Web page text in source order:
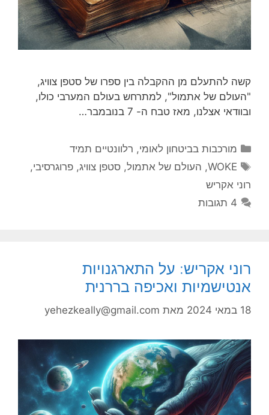
קשה להתעלם מן ההקבלה בין ספרו של סטפן צוויג,
"העולם של אתמול", למתרחש בעולם המערבי כולו,
ובוודאי אצלנו, מאז טבח ה- 7 בנובמבר…
קטגוריות
מורכבות בביטחון לאומי, רלוונטיים תמיד
תגיות
WOKE
, העולם של אתמול,סטפן צוויג,פרוגרסיבי,
רוני אקריש
4 תגובות
רוני אקריש: על התארגנויות
אנטישמיות ואכיפה בררנית
18 במאי 2024 מאת yehezkeally@gmail.com